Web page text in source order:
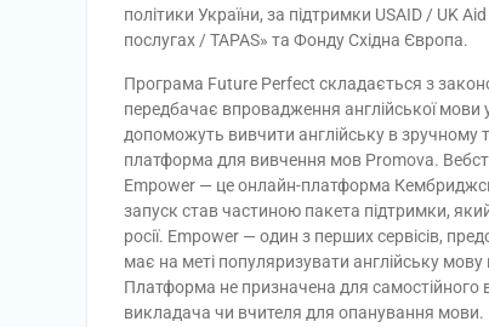
політики України, за підтримки USAID / UK
послугах / TAPAS» та Фонду Східна Європа.
Програма Future Perfect складається з
передбачає впровадження англійської мови
допоможуть вивчити англійську в
платформа для вивчення мов Promova.
Empower — це онлайн-платформа
запуск став частиною пакета підтримки,
росії. Empower — один з перших сервісів,
має на меті популяризувати англійську мову
Платформа не призначена для
викладача чи вчителя для опанування мови.